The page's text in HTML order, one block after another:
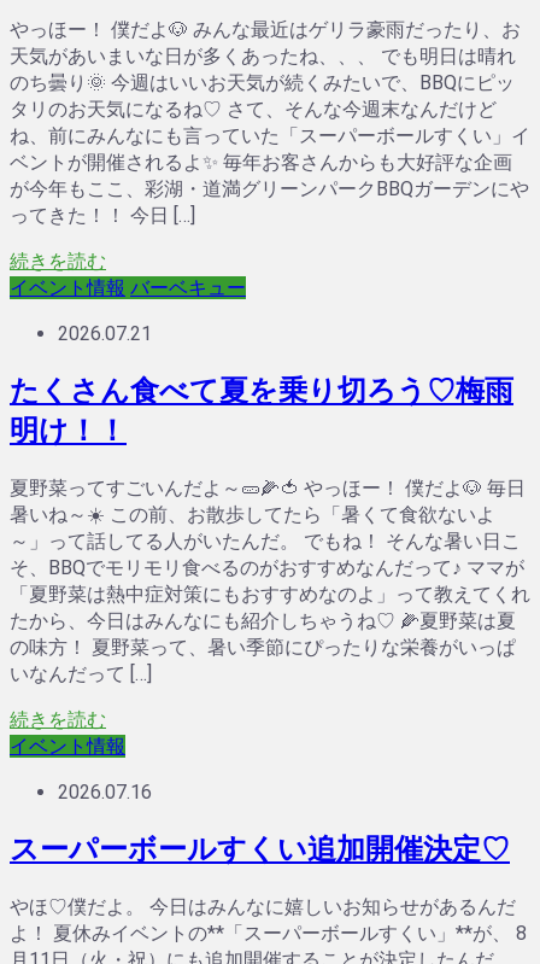
やっほー！ 僕だよ🐶 みんな最近はゲリラ豪雨だったり、お
天気があいまいな日が多くあったね、、、 でも明日は晴れ
のち曇り🌞 今週はいいお天気が続くみたいで、BBQにピッ
タリのお天気になるね♡ さて、そんな今週末なんだけど
ね、前にみんなにも言っていた「スーパーボールすくい」イ
ベントが開催されるよ✨ 毎年お客さんからも大好評な企画
が今年もここ、彩湖・道満グリーンパークBBQガーデンにや
ってきた！！ 今日 […]
続きを読む
イベント情報 バーベキュー
2026.07.21
たくさん食べて夏を乗り切ろう♡梅雨
明け！！
夏野菜ってすごいんだよ～🥒🌽🍅 やっほー！ 僕だよ🐶 毎日
暑いね～☀️ この前、お散歩してたら「暑くて食欲ないよ
～」って話してる人がいたんだ。 でもね！ そんな暑い日こ
そ、BBQでモリモリ食べるのがおすすめなんだって♪ ママが
「夏野菜は熱中症対策にもおすすめなのよ」って教えてくれ
たから、今日はみんなにも紹介しちゃうね♡ 🌽夏野菜は夏
の味方！ 夏野菜って、暑い季節にぴったりな栄養がいっぱ
いなんだって […]
続きを読む
イベント情報
2026.07.16
スーパーボールすくい追加開催決定♡
やほ♡僕だよ。 今日はみんなに嬉しいお知らせがあるんだ
よ！ 夏休みイベントの**「スーパーボールすくい」**が、 8